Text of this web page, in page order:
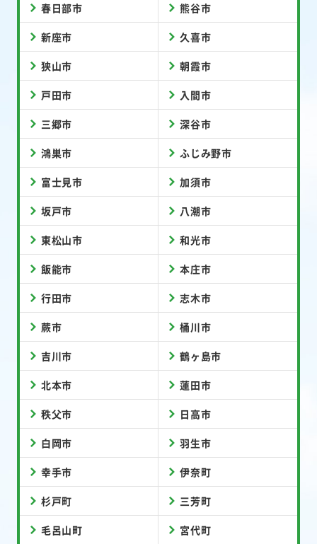
春日部市 熊谷市
新座市 久喜市
狭山市 朝霞市
戸田市 入間市
三郷市 深谷市
鴻巣市 ふじみ野市
富士見市 加須市
坂戸市 八潮市
東松山市 和光市
飯能市 本庄市
行田市 志木市
蕨市 桶川市
吉川市 鶴ヶ島市
北本市 蓮田市
秩父市 日高市
白岡市 羽生市
幸手市 伊奈町
杉戸町 三芳町
毛呂山町 宮代町